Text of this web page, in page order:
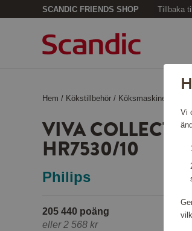
SCANDIC FRIENDS SHOP Tillbaka
Hem / Kökstillbehör / Köksmaskiner
VIVA
HR7530/10
Philips
205 440 poäng
eller 2 568 kr
Vi